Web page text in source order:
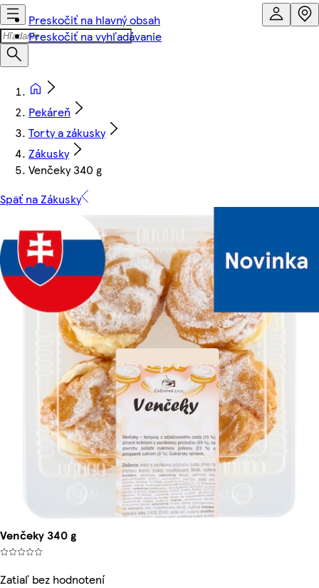
Preskočiť na hlavný obsah
Preskočiť na vyhľadávanie
Pekáreň
Torty a zákusky
Zákusky
Venčeky 340 g
Späť na Zákusky
Venčeky 340 g
Zatiaľ bez hodnotení